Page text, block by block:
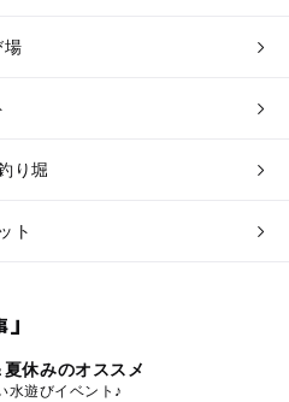
場
り堀
ト
夏休みのオススメ
水遊びイベント♪